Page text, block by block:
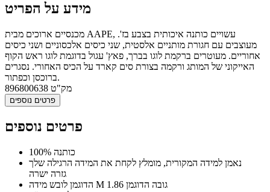
מידע על הפריט
מכנסיים ארוכים מבית AAPE, עשויים כותנה איכותית בצבע בז'.
מעוצבים עם חגורת מותניים אלסטית, שני כיסים אלכסוניים ושני כיסים
אחוריים. מעוטרים ברקמת לוגו בברך, פאץ' עגול בדוגמת לוגו ראש הקוף
האייקוני של המותג ורקמה בצורת סים קארד על הכיס האחורי. נסגרים
ברוכסן וכפתור.
מק"ט 896800638
פרטים נוספים
פרטים נוספים
100% כותנה
נאמן למידה המקורית, מומלץ לקחת את המידה הרגילה שלך
גזרה ישרה
הדוגמן לובש מידה M גובה הדוגמן 1.86